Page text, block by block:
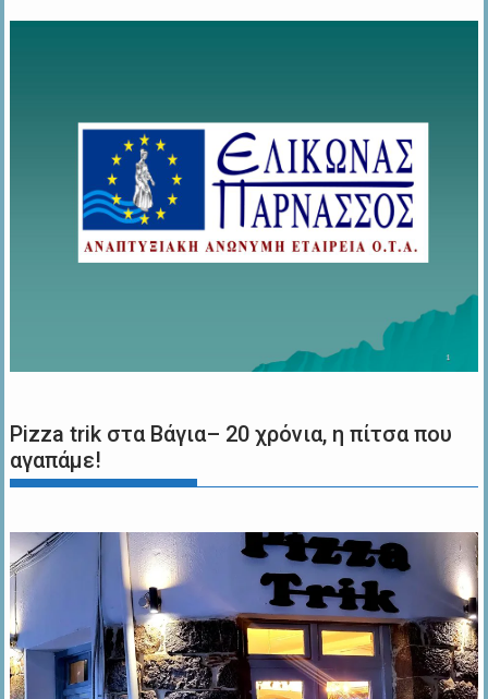
Pizza trik στα Βάγια– 20 χρόνια, η πίτσα που
αγαπάμε!